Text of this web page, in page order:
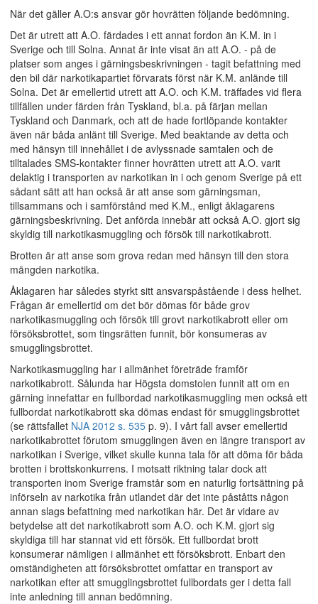
När det gäller A.O:s ansvar gör hovrätten följande bedömning.
Det är utrett att A.O. färdades i ett annat fordon än K.M. in i
Sverige och till Solna. Annat är inte visat än att A.O. - på de
platser som anges i gärningsbeskrivningen - tagit befattning med
den bil där narkotikapartiet förvarats först när K.M. anlände till
Solna. Det är emellertid utrett att A.O. och K.M. träffades vid flera
tillfällen under färden från Tyskland, bl.a. på färjan mellan
Tyskland och Danmark, och att de hade fortlöpande kontakter
även när båda anlänt till Sverige. Med beaktande av detta och
med hänsyn till innehållet i de avlyssnade samtalen och de
tilltalades SMS-kontakter finner hovrätten utrett att A.O. varit
delaktig i transporten av narkotikan in i och genom Sverige på ett
sådant sätt att han också är att anse som gärningsman,
tillsammans och i samförstånd med K.M., enligt åklagarens
gärningsbeskrivning. Det anförda innebär att också A.O. gjort sig
skyldig till narkotikasmuggling och försök till narkotikabrott.
Brotten är att anse som grova redan med hänsyn till den stora
mängden narkotika.
Åklagaren har således styrkt sitt ansvarspåstående i dess helhet.
Frågan är emellertid om det bör dömas för både grov
narkotikasmuggling och försök till grovt narkotikabrott eller om
försöksbrottet, som tingsrätten funnit, bör konsumeras av
smugglingsbrottet.
Narkotikasmuggling har i allmänhet företräde framför
narkotikabrott. Sålunda har Högsta domstolen funnit att om en
gärning innefattar en fullbordad narkotikasmuggling men också ett
fullbordat narkotikabrott ska dömas endast för smugglingsbrottet
(se rättsfallet NJA 2012 s. 535 p. 9). I vårt fall avser emellertid
narkotikabrottet förutom smugglingen även en längre transport av
narkotikan i Sverige, vilket skulle kunna tala för att döma för båda
brotten i brottskonkurrens. I motsatt riktning talar dock att
transporten inom Sverige framstår som en naturlig fortsättning på
införseln av narkotika från utlandet där det inte påståtts någon
annan slags befattning med narkotikan här. Det är vidare av
betydelse att det narkotikabrott som A.O. och K.M. gjort sig
skyldiga till har stannat vid ett försök. Ett fullbordat brott
konsumerar nämligen i allmänhet ett försöksbrott. Enbart den
omständigheten att försöksbrottet omfattar en transport av
narkotikan efter att smugglingsbrottet fullbordats ger i detta fall
inte anledning till annan bedömning.